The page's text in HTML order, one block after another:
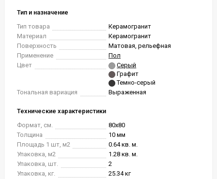
Тип и назначение
Тип товара
Керамогранит
Материал
Керамогранит
Поверхность
Матовая, рельефная
Применение
Пол
Цвет
Серый
Графит
Темно-серый
Тональная вариация
Выраженная
Технические характеристики
Формат, см.
80x80
Толщина
10 мм
Площадь 1 шт, м2
0.64 кв. м.
Упаковка, м2
1.28 кв. м.
Упаковка, шт.
2
Упаковка, кг.
25.34 кг